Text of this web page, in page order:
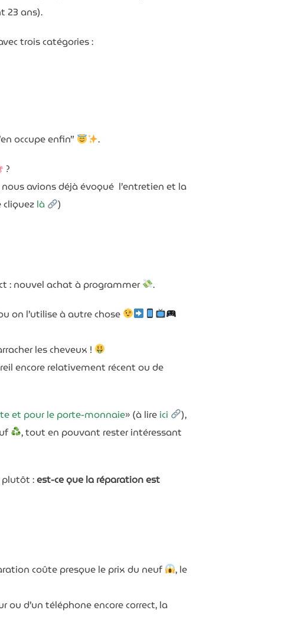
23 ans).
trois catégories :
occupe enfin”
.
?
nous avions déjà évoqué l’entretien et la
cliquezlà )
: nouvel achat à programmer
.
on l’utilise à autre chose
les cheveux !
encore relativement récent ou de
et pour le porte-monnaie» (à lire ici
),
, tout en pouvant rester intéressant
plutôt :est-ce que la réparation est
coûte presque le prix du neuf
, le
ou d’un téléphone encore correct, la